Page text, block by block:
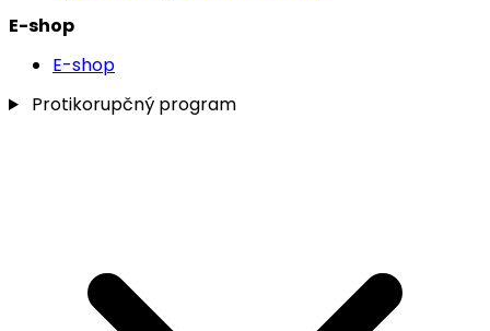
E-shop
E-shop
Protikorupčný program